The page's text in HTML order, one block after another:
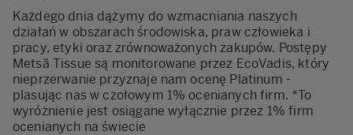
Każdego dnia dążymy do wzmacniania naszych
działań w obszarach środowiska, praw człowieka i
pracy, etyki oraz zrównoważonych zakupów. Postępy
Metsä Tissue są monitorowane przez EcoVadis, który
nieprzerwanie przyznaje nam ocenę Platinum -
plasując nas w czołowym 1% ocenianych firm. *To
wyróżnienie jest osiągane wyłącznie przez 1% firm
ocenianych na świecie